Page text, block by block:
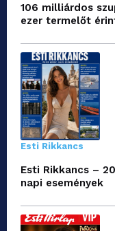
106 milliárdos
ezer termelőt
Esti Rikkancs
Esti Rikkancs –
napi események